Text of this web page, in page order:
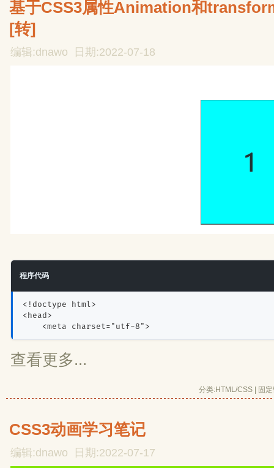
基于CSS3属性Animation和
[转]
编辑:dnawo 日期:2022-07-18
程序代码
<!doctype html>
<head>
<meta charset="utf-8">
查看更多...
分类:HTML/CSS 固
CSS3动画学习笔记
编辑:dnawo 日期:2022-07-17